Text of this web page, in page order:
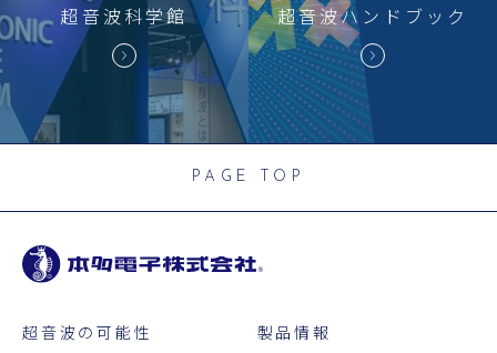
超音波科学館 超音波ハンドブック
PAGE TOP
超音波の可能性 製品情報